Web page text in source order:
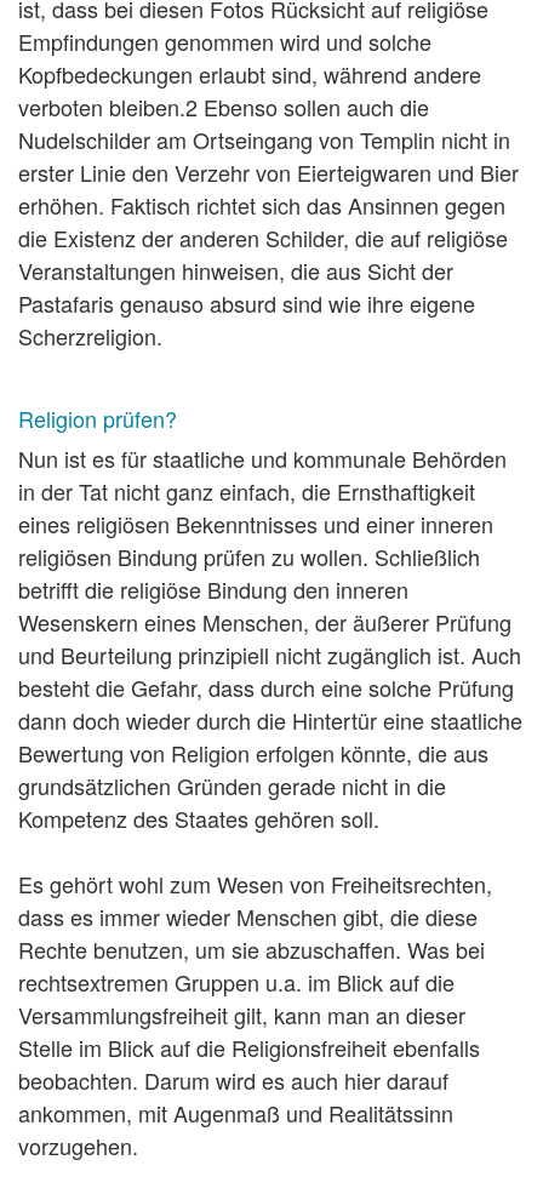
ist, dass bei diesen Fotos Rücksicht auf religiöse
Empfindungen genommen wird und solche
Kopfbedeckungen erlaubt sind, während andere
verboten bleiben.2 Ebenso sollen auch die
Nudelschilder am Ortseingang von Templin nicht in
erster Linie den Verzehr von Eierteigwaren und Bier
erhöhen. Faktisch richtet sich das Ansinnen gegen
die Existenz der anderen Schilder, die auf religiöse
Veranstaltungen hinweisen, die aus Sicht der
Pastafaris genauso absurd sind wie ihre eigene
Scherzreligion.
Religion prüfen?
Nun ist es für staatliche und kommunale Behörden
in der Tat nicht ganz einfach, die Ernsthaftigkeit
eines religiösen Bekenntnisses und einer inneren
religiösen Bindung prüfen zu wollen. Schließlich
betrifft die religiöse Bindung den inneren
Wesenskern eines Menschen, der äußerer Prüfung
und Beurteilung prinzipiell nicht zugänglich ist. Auch
besteht die Gefahr, dass durch eine solche Prüfung
dann doch wieder durch die Hintertür eine staatliche
Bewertung von Religion erfolgen könnte, die aus
grundsätzlichen Gründen gerade nicht in die
Kompetenz des Staates gehören soll.
Es gehört wohl zum Wesen von Freiheitsrechten,
dass es immer wieder Menschen gibt, die diese
Rechte benutzen, um sie abzuschaffen. Was bei
rechtsextremen Gruppen u.a. im Blick auf die
Versammlungsfreiheit gilt, kann man an dieser
Stelle im Blick auf die Religionsfreiheit ebenfalls
beobachten. Darum wird es auch hier darauf
ankommen, mit Augenmaß und Realitätssinn
vorzugehen.